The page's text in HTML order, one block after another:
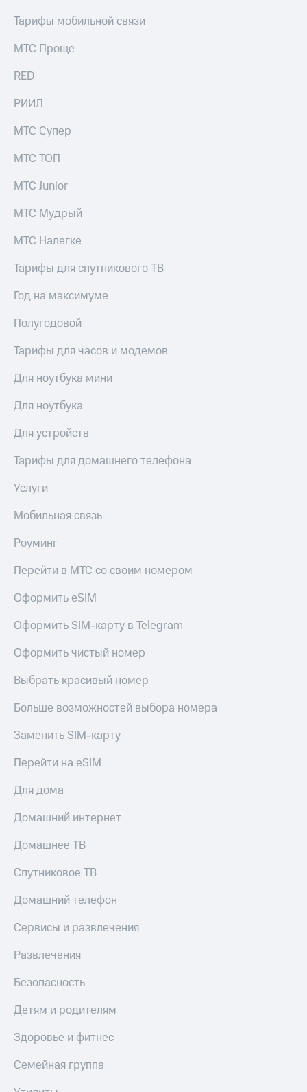
Тарифы мобильной связи
МТС Проще
RED
РИИЛ
МТС Супер
МТС ТОП
МТС Junior
МТС Мудрый
МТС Налегке
Тарифы для спутникового ТВ
Год на максимуме
Полугодовой
Тарифы для часов и модемов
Для ноутбука мини
Для ноутбука
Для устройств
Тарифы для домашнего телефона
Услуги
Мобильная связь
Роуминг
Перейти в МТС со своим номером
Оформить eSIM
Оформить SIM-карту в Telegram
Оформить чистый номер
Выбрать красивый номер
Больше возможностей выбора номера
Заменить SIM-карту
Перейти на eSIM
Для дома
Домашний интернет
Домашнее ТВ
Спутниковое ТВ
Домашний телефон
Сервисы и развлечения
Развлечения
Безопасность
Детям и родителям
Здоровье и фитнес
Семейная группа